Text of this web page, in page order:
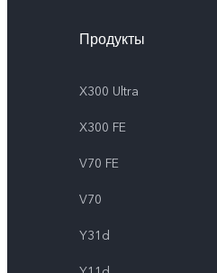
Продукты
X300 Ultra
X300 FE
V70 FE
V70
Y31d